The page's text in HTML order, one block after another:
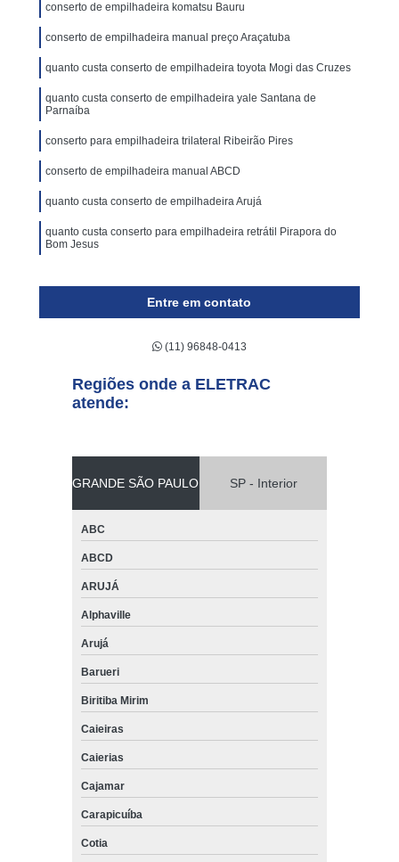
conserto de empilhadeira komatsu Bauru
conserto de empilhadeira manual preço Araçatuba
quanto custa conserto de empilhadeira toyota Mogi das Cruzes
quanto custa conserto de empilhadeira yale Santana de
Parnaíba
conserto para empilhadeira trilateral Ribeirão Pires
conserto de empilhadeira manual ABCD
quanto custa conserto de empilhadeira Arujá
quanto custa conserto para empilhadeira retrátil Pirapora do
Bom Jesus
Entre em contato
(11) 96848-0413
Regiões onde a ELETRAC
atende:
GRANDE SÃO PAULO SP - Interior
ABC
ABCD
ARUJÁ
Alphaville
Arujá
Barueri
Biritiba Mirim
Caieiras
Caierias
Cajamar
Carapicuíba
Cotia